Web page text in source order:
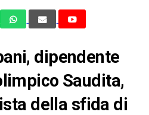
dipendente
Saudita,
della sfida di